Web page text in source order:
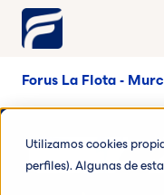
Utilizamos cookies
perfiles). Algunas de
Forus La Flota -